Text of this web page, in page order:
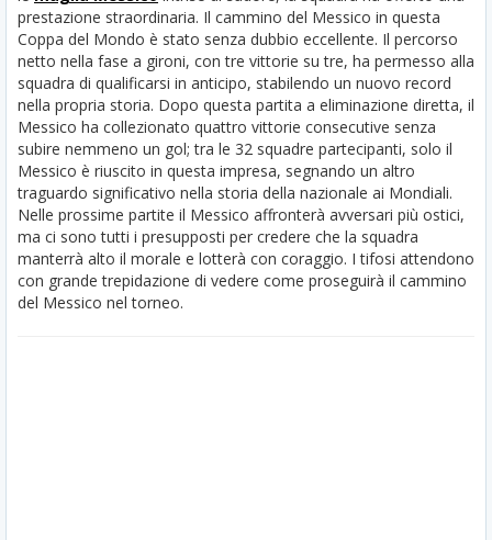
prestazione straordinaria. Il cammino del Messico in questa
Coppa del Mondo è stato senza dubbio eccellente. Il percorso
netto nella fase a gironi, con tre vittorie su tre, ha permesso alla
squadra di qualificarsi in anticipo, stabilendo un nuovo record
nella propria storia. Dopo questa partita a eliminazione diretta, il
Messico ha collezionato quattro vittorie consecutive senza
subire nemmeno un gol; tra le 32 squadre partecipanti, solo il
Messico è riuscito in questa impresa, segnando un altro
traguardo significativo nella storia della nazionale ai Mondiali.
Nelle prossime partite il Messico affronterà avversari più ostici,
ma ci sono tutti i presupposti per credere che la squadra
manterrà alto il morale e lotterà con coraggio. I tifosi attendono
con grande trepidazione di vedere come proseguirà il cammino
del Messico nel torneo.